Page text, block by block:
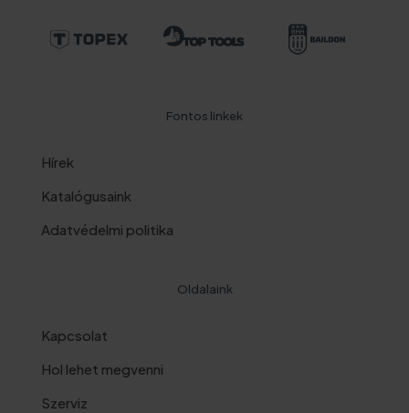
Fontos linkek
Hírek
Katalógusaink
Adatvédelmi politika
Oldalaink
Kapcsolat
Hol lehet megvenni
Szerviz